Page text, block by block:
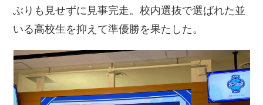
ぶりも見せずに見事完走。校内選抜で選ばれた並
いる高校生を抑えて準優勝を果たした。